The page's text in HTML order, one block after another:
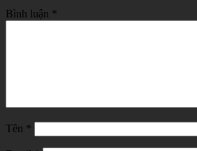
Bình luận *
Tên *